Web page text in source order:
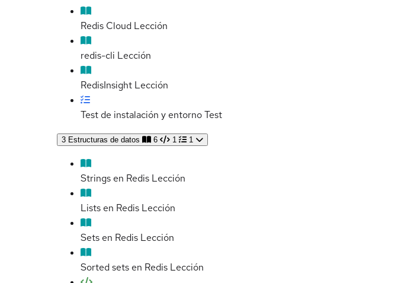
Redis Cloud Lección
redis-cli Lección
RedisInsight Lección
Test de instalación y entornoTest
3 Estructuras de datos 6 1 1
Strings en Redis Lección
Lists en Redis Lección
Sets en Redis Lección
Sorted sets en Redis Lección